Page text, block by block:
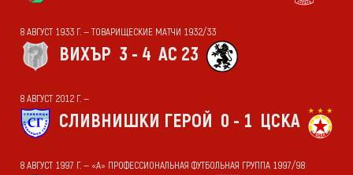
8 АВГУСТ 1933 Г. — ТОВАРИЩЕСКИЕ МАТЧИ 1932/33
ВИХЪР 3 - 4 АС 23
8 АВГУСТ 2012 Г. —
СЛИВНИШКИ ГЕРОЙ 0 - 1 ЦСКА
8 АВГУСТ 1997 Г. — «А» ПРОФЕССИОНАЛЬНАЯ ФУТБОЛЬНАЯ ГРУППА 1997/98